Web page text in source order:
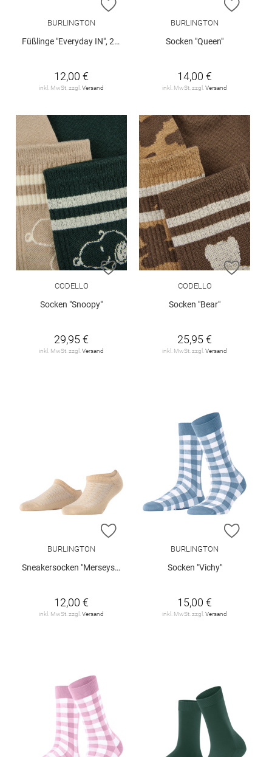
ZUR WUNSCHLISTE HINZUFÜGEN
BURLINGTON
Füßlinge "Everyday IN", 2er-Pack
12,00 €
inkl. MwSt. zzgl. Versand
ZUR
BURLINGTON
Socken "Queen"
14,00 €
inkl. MwSt. zzgl. Versand
ZUR WUNSCHLISTE HINZUFÜGEN
CODELLO
Socken "Snoopy"
29,95 €
inkl. MwSt. zzgl. Versand
ZUR
CODELLO
Socken "Bear"
25,95 €
inkl. MwSt. zzgl. Versand
ZUR WUNSCHLISTE HINZUFÜGEN
BURLINGTON
Sneakersocken "Merseyside"
12,00 €
inkl. MwSt. zzgl. Versand
ZUR
BURLINGTON
Socken "Vichy"
15,00 €
inkl. MwSt. zzgl. Versand